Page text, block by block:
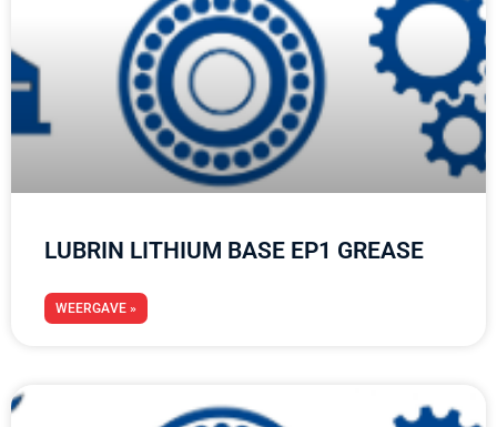
LUBRIN LITHIUM BASE EP1 GREASE
WEERGAVE »